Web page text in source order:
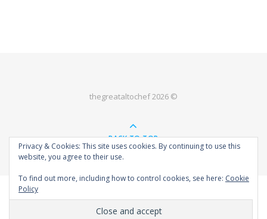
thegreataltochef 2026 ©
BACK TO TOP
Privacy & Cookies: This site uses cookies. By continuing to use this
website, you agree to their use.
To find out more, including how to control cookies, see here: Cookie
Policy